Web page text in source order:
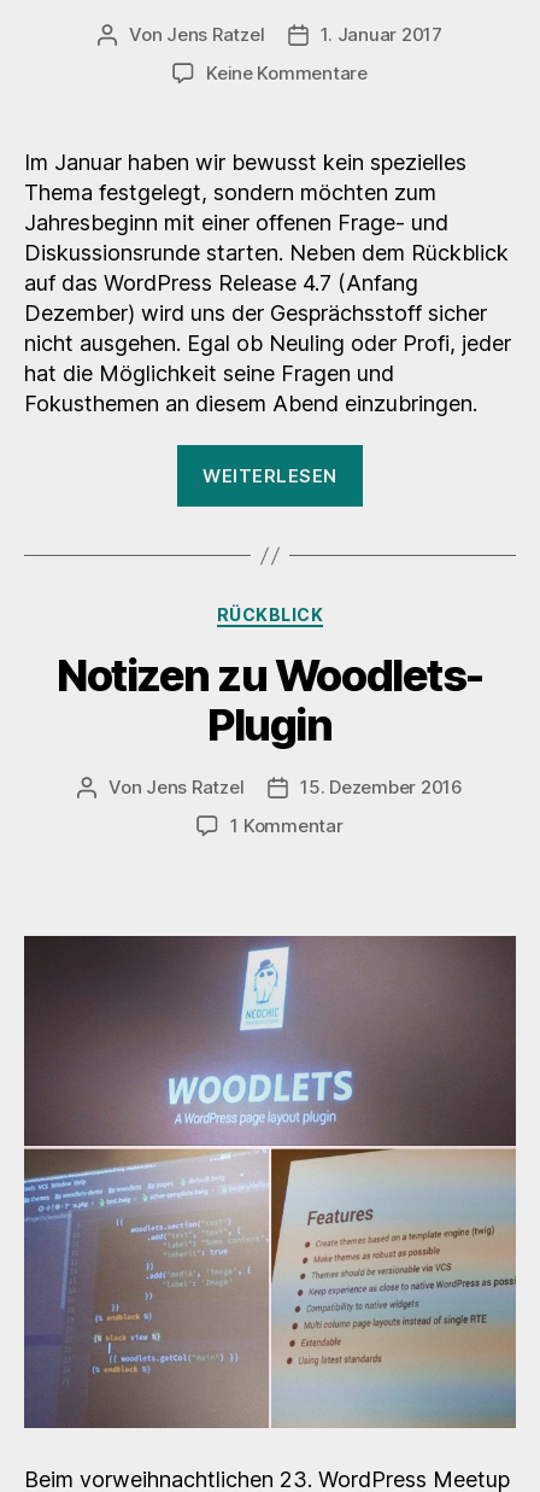
Beitragsautor
Von Jens Ratzel Veröffentlichungsdatum
1. Januar 2017
Keine Kommentarezu
Meetup
Stuttgart
–
Offene
Fragerunde
Im Januar haben wir bewusst kein spezielles
Thema festgelegt, sondern möchten zum
Jahresbeginn mit einer offenen Frage- und
Diskussionsrunde starten. Neben dem Rückblick
auf das WordPress Release 4.7 (Anfang
Dezember) wird uns der Gesprächsstoff sicher
nicht ausgehen. Egal ob Neuling oder Profi, jeder
hat die Möglichkeit seine Fragen und
Fokusthemen an diesem Abend einzubringen.
WEITERLESEN
Stuttgart
Fragerunde“
Kategorien
RÜCKBLICK
Notizen zu Woodlets-
Plugin
Beitragsautor
Von Jens Ratzel Veröffentlichungsdatum
15. Dezember 2016
1 Kommentarzu
Beim vorweihnachtlichen 23. WordPress Meetup